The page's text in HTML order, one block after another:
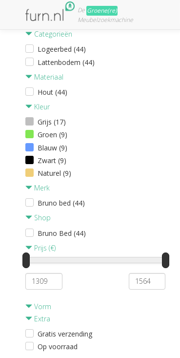
De Groene(re)
Meubelzoekmachine
Categorieën
Logeerbed (44)
Lattenbodem (44)
Materiaal
Hout (44)
Kleur
Grijs (17)
Groen (9)
Blauw (9)
Zwart (9)
Naturel (9)
Merk
Bruno bed (44)
Shop
Bruno Bed (44)
Prijs (€)
Vorm
Extra
Gratis verzending
Op voorraad